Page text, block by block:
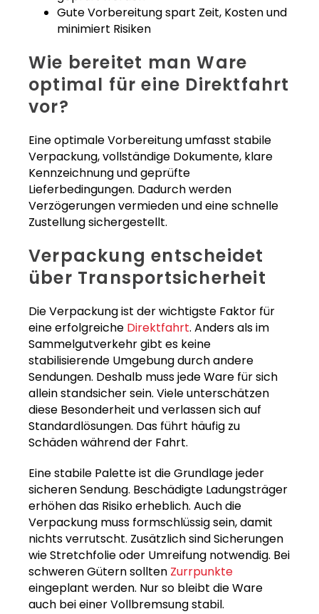
Gute Vorbereitung spart Zeit, Kosten und
minimiert Risiken
Wie bereitet man Ware
optimal für eine Direktfahrt
vor?
Eine optimale Vorbereitung umfasst stabile
Verpackung, vollständige Dokumente, klare
Kennzeichnung und geprüfte
Lieferbedingungen. Dadurch werden
Verzögerungen vermieden und eine schnelle
Zustellung sichergestellt.
Verpackung entscheidet
über Transportsicherheit
Die Verpackung ist der wichtigste Faktor für
eine erfolgreiche Direktfahrt. Anders als im
Sammelgutverkehr gibt es keine
stabilisierende Umgebung durch andere
Sendungen. Deshalb muss jede Ware für sich
allein standsicher sein. Viele unterschätzen
diese Besonderheit und verlassen sich auf
Standardlösungen. Das führt häufig zu
Schäden während der Fahrt.
Eine stabile Palette ist die Grundlage jeder
sicheren Sendung. Beschädigte Ladungsträger
erhöhen das Risiko erheblich. Auch die
Verpackung muss formschlüssig sein, damit
nichts verrutscht. Zusätzlich sind Sicherungen
wie Stretchfolie oder Umreifung notwendig. Bei
schweren Gütern sollten Zurrpunkte
eingeplant werden. Nur so bleibt die Ware
auch bei einer Vollbremsung stabil.